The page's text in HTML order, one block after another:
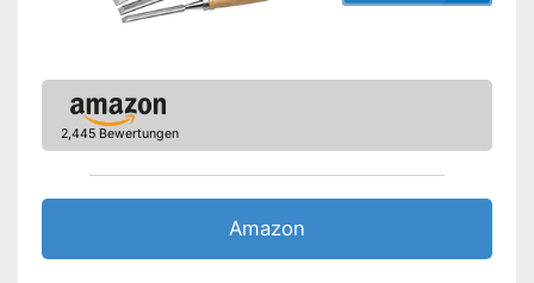
2,445 Bewertungen
Amazon